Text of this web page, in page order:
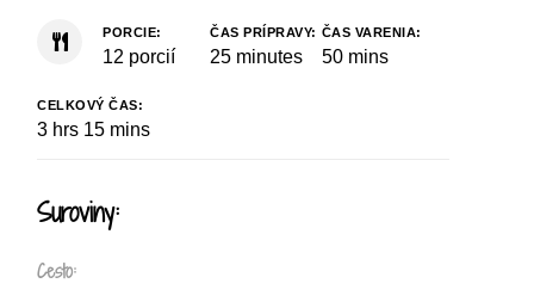
PORCIE:
12 porcií
ČAS PRÍPRAVY:
25 minutes
ČAS VARENIA:
50 mins
CELKOVÝ ČAS:
3 hrs 15 mins
Suroviny:
Cesto: